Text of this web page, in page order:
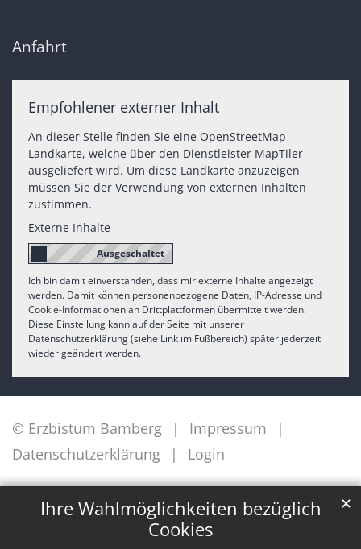
Ihre Wahlmöglichkeiten bezüglich
Cookies
✕
Anfahrt
Empfohlener externer Inhalt
An dieser Stelle finden Sie eine OpenStreetMap
Landkarte, welche über den Dienstleister MapTiler
ausgeliefert wird. Um diese Landkarte anzuzeigen
müssen Sie der Verwendung von externen Inhalten
zustimmen.
Externe Inhalte
Ich bin damit einverstanden, dass mir externe Inhalte angezeigt
werden. Damit können personenbezogene Daten, IP-Adresse und
Cookie-Informationen an Drittplattformen übermittelt werden.
Diese Einstellung kann auf der Seite mit unserer
Datenschutzerklärung (siehe Link im Fußbereich) später jederzeit
wieder geändert werden.
© Erzbistum Bamberg
Impressum
Datenschutzerklärung
Login